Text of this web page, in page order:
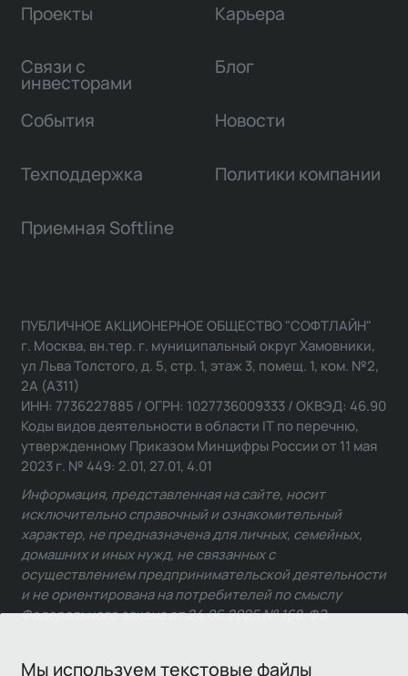
Мы используем текстовые файлы
Проекты
Связи с
инвесторами
Карьера
Блог
События Новости
Техподдержка Политики компании
Приемная Softline
ПУБЛИЧНОЕ АКЦИОНЕРНОЕ ОБЩЕСТВО "СОФТЛАЙН"
г. Москва, вн.тер. г. муниципальный округ Хамовники,
ул Льва Толстого, д. 5, стр. 1, этаж 3, помещ. 1, ком. №2,
2А (А311)
ИНН: 7736227885 / ОГРН: 1027736009333 / ОКВЭД: 46.90
Коды видов деятельности в области IT по перечню,
утвержденному Приказом Минцифры России от 11 мая
2023 г. № 449: 2.01, 27.01, 4.01
Информация, представленная на сайте, носит
исключительно справочный и ознакомительный
характер, не предназначена для личных, семейных,
домашних и иных нужд, не связанных с
осуществлением предпринимательской деятельности
и не ориентирована на потребителей по смыслу
Федерального закона от 24.06.2025 № 168-ФЗ.